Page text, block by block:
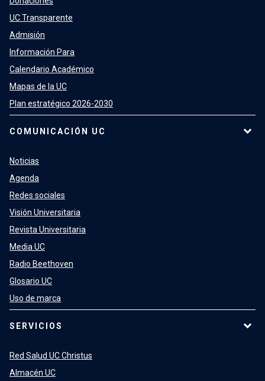
UC Transparente
Admisión
Información Para
Calendario Académico
Mapas de la UC
Plan estratégico 2026-2030
COMUNICACIÓN UC
Noticias
Agenda
Redes sociales
Visión Universitaria
Revista Universitaria
Media UC
Radio Beethoven
Glosario UC
Uso de marca
SERVICIOS
Red Salud UC Christus
Almacén UC